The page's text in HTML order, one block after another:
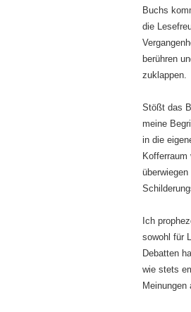
Buchs
die
berühren
zuklappen.
Stößt das
meine
in die
Ich
sowohl für
Debatten
wie stets
Meinungen